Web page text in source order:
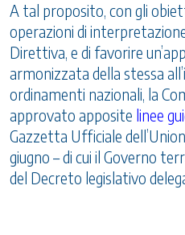
A tal proposito, con gli
operazioni di
Direttiva, e di favorire
armonizzata della stessa
ordinamenti nazionali, la
approvato apposite linee
Gazzetta Ufficiale
giugno – di cui il Governo
del Decreto legislativo